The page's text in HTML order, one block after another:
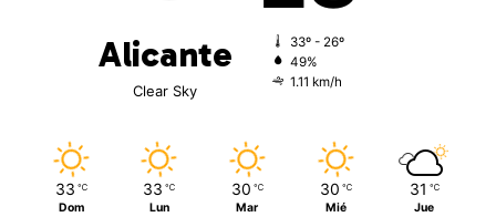
Alicante
Clear Sky
33º - 26º
49%
1.11 km/h
33 ℃
Dom
33 ℃
Lun
30 ℃
Mar
30 ℃
Mié
31 ℃
Jue